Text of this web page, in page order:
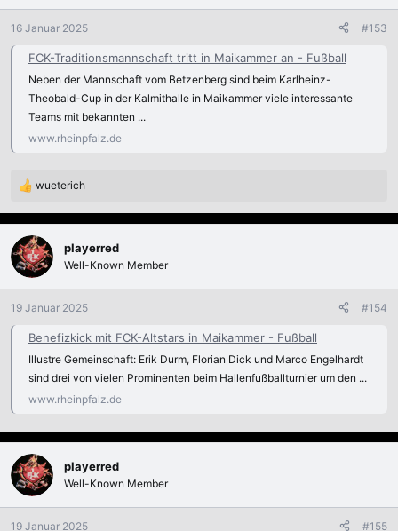
o
n
16 Januar 2025 #153
FCK-Traditionsmannschaft tritt in Maikammer an - Fußball
Neben der Mannschaft vom Betzenberg sind beim Karlheinz-
Theobald-Cup in der Kalmithalle in Maikammer viele interessante
Teams mit bekannten ...
www.rheinpfalz.de
R
a
k
t
i
o
n
wueterich
playerred
Well-Known Member
19 Januar 2025 #154
Benefizkick mit FCK-Altstars in Maikammer - Fußball
Illustre Gemeinschaft: Erik Durm, Florian Dick und Marco Engelhardt
sind drei von vielen Prominenten beim Hallenfußballturnier um den ...
www.rheinpfalz.de
playerred
Well-Known Member
19 Januar 2025 #155